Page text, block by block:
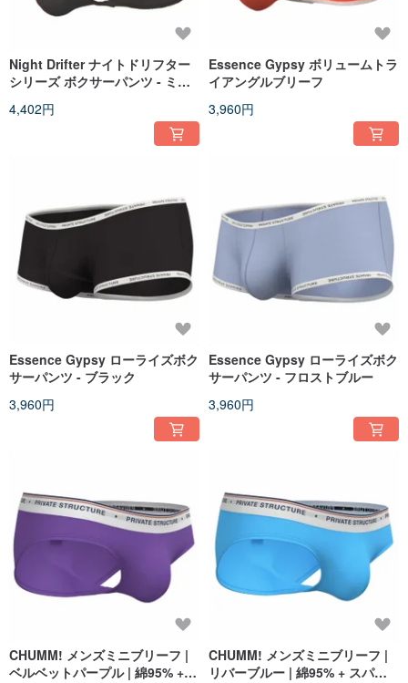
Night Drifter ナイトドリフター
シリーズ ボクサーパンツ - ミッ
4,402円
Essence Gypsy ボリュームトラ
イアングルブリーフ
3,960円
Essence Gypsy ローライズボク
サーパンツ - ブラック
3,960円
Essence Gypsy ローライズボク
サーパンツ - フロストブルー
3,960円
CHUMM! メンズミニブリーフ |
ベルベットパープル | 綿95% +
CHUMM! メンズミニブリーフ |
リバーブルー | 綿95% + スパン